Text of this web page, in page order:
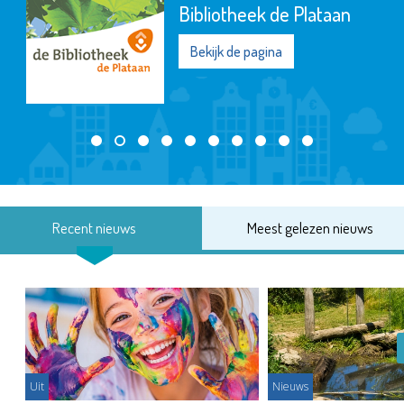
Bibliotheek de Plataan
Bekijk de pagina
Recent nieuws Meest gelezen nieuws
Uit Nieuws